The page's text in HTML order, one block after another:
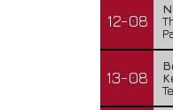
12-08
13-08